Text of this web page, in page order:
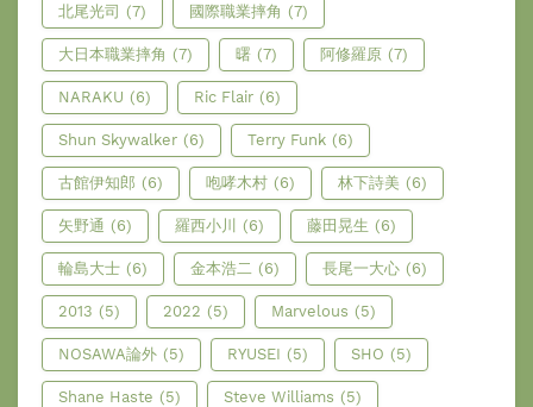
北尾光司 (7) 國際職業摔角 (7)
大日本職業摔角 (7) 曙 (7) 阿修羅原 (7)
NARAKU (6) Ric Flair (6)
Shun Skywalker (6) Terry Funk (6)
古館伊知郎 (6) 咆哮木村 (6) 林下詩美 (6)
矢野通 (6) 羅西小川 (6) 藤田晃生 (6)
輪島大士 (6) 金本浩二 (6) 長尾一大心 (6)
2013 (5) 2022 (5) Marvelous (5)
NOSAWA論外 (5) RYUSEI (5) SHO (5)
Shane Haste (5) Steve Williams (5)